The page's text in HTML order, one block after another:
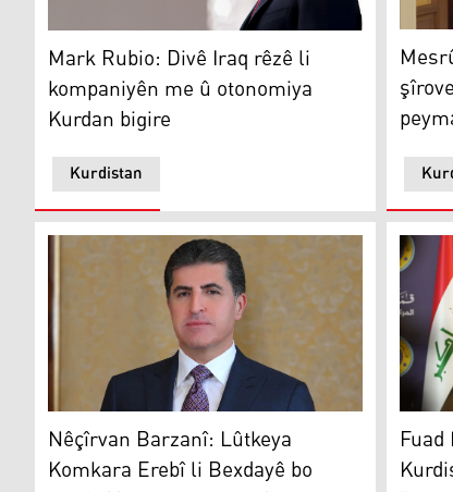
Mark Rubio: Divê Iraq rêzê li kompaniyên me û
Kurdistan
Mark Rubio: Divê Iraq rêzê li
kompaniyên me û otonomiya
Kurdan bigire
Nêçîrvan Barzanî
Nêçîrvan Barzanî: Lûtkeya
Komkara Erebî li Bexdayê bo
Fuad